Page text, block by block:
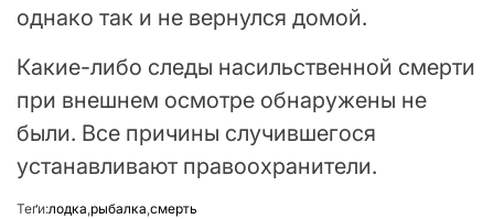
однако так и не вернулся домой.
Какие-либо следы насильственной смерти
при внешнем осмотре обнаружены не
были. Все причины случившегося
устанавливают правоохранители.
Теґи:лодка,рыбалка,смерть